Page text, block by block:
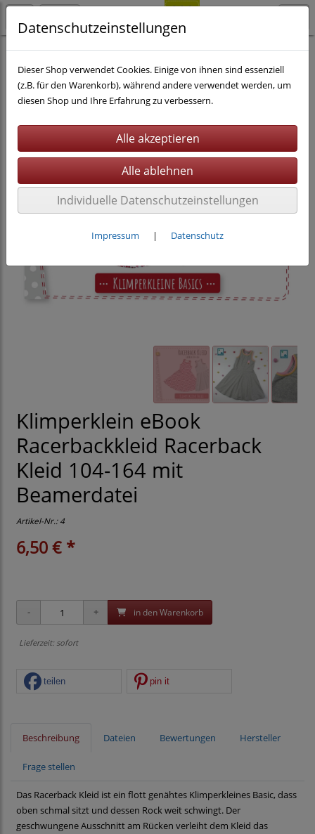
Nähen eBooks inkl. Beamerdatei
Klimperklein eBook
Racerbackkleid Racerback
Kleid 104-164 mit
Beamerdatei
Artikel-Nr.:4
6,50 € *
in den Warenkorb
Lieferzeit: sofort
teilen pin it
Beschreibung Dateien Bewertungen Hersteller
Frage stellen
Das Racerback Kleid ist ein flott genähtes Klimperkleines Basic, dass
oben schmal sitzt und dessen Rock weit schwingt. Der
geschwungene Ausschnitt am Rücken verleiht dem Kleid das
Datenschutzeinstellungen
Dieser Shop verwendet Cookies. Einige von ihnen sind essenziell
(z.B. für den Warenkorb), während andere verwendet werden, um
diesen Shop und Ihre Erfahrung zu verbessern.
Individuelle Datenschutzeinstellungen
Impressum | Datenschutz